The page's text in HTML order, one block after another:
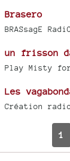
Brasero
BRASsagE
un frisson
Play Misty for
Les
Création
1